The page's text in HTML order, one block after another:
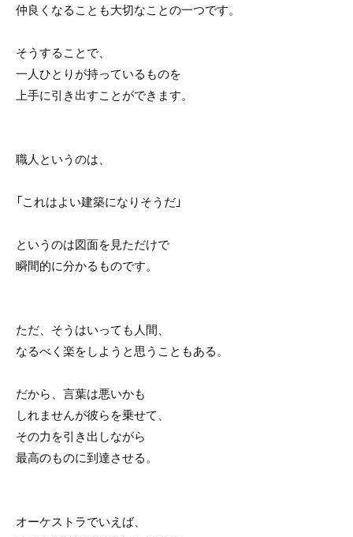
仲良くなることも大切なことの一つです。
そうすることで、
一人ひとりが持っているものを
上手に引き出すことができます。
職人というのは、
「これはよい建築になりそうだ」
というのは図面を見ただけで
瞬間的に分かるものです。
ただ、そうはいっても人間、
なるべく楽をしようと思うこともある。
だから、言葉は悪いかも
しれませんが彼らを乗せて、
その力を引き出しながら
最高のものに到達させる。
オーケストラでいえば、